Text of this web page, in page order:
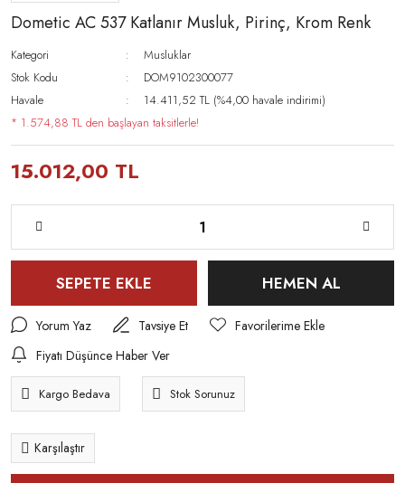
Dometic AC 537 Katlanır Musluk, Pirinç, Krom Renk
Kategori
Musluklar
Stok Kodu
DOM9102300077
Havale
14.411,52 TL (%4,00 havale indirimi)
* 1.574,88 TL den başlayan taksitlerle!
15.012,00 TL
SEPETE EKLE HEMEN AL
Yorum Yaz
Tavsiye Et
Fiyatı Düşünce Haber Ver
Kargo Bedava Stok Sorunuz
Karşılaştır